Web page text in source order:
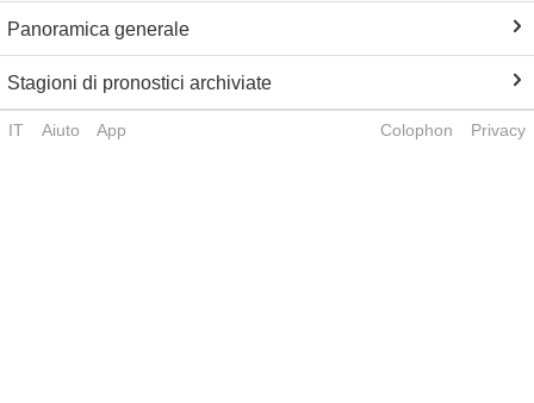
Panoramica generale
Stagioni di pronostici archiviate
IT Aiuto App Colophon Privacy